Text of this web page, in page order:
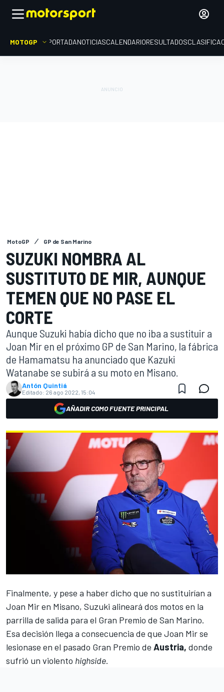
MOTOGP PORTADANOTICIASCALENDARIORESULTADOS
MotoGP GP de San Marino
SUZUKI NOMBRA AL
SUSTITUTO DE MIR, AUNQUE
TEMEN QUE NO PASE EL
CORTE
Aunque Suzuki había dicho que no iba a sustituir a
Joan Mir en el próximo GP de San Marino, la fábrica
de Hamamatsu ha anunciado que Kazuki
Watanabe se subirá a su moto en Misano.
Antón Quintiá
Editado: 26 ago 2022, 15:04
AÑADIR COMO FUENTE PRINCIPAL
Finalmente, y pese a haber dicho que no sustituirían a
Joan Miren Misano, Suzuki alineará dos motos en la
parrilla de salida para el Gran Premio de San Marino.
Esa decisión llega a consecuencia de que Joan Mir se
lesionase en el pasado Gran Premio de Austria, donde
sufrió un violento highside.